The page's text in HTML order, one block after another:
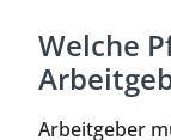
Welche
Arbeitgeber